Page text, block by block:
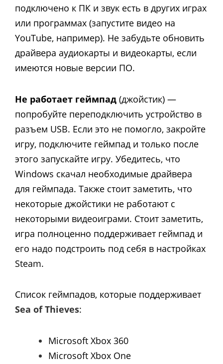
подключено к ПК и звук есть в других играх
или программах (запустите видео на
YouTube, например). Не забудьте обновить
драйвера аудиокарты и видеокарты, если
имеются новые версии ПО.
Не работает геймпад (джойстик) —
попробуйте переподключить устройство в
разъем USB. Если это не помогло, закройте
игру, подключите геймпад и только после
этого запускайте игру. Убедитесь, что
Windows скачал необходимые драйвера
для геймпада. Также стоит заметить, что
некоторые джойстики не работают с
некоторыми видеоиграми. Стоит заметить,
игра полноценно поддерживает геймпад и
его надо подстроить под себя в настройках
Steam.
Список геймпадов, которые поддерживает
Sea of Thieves​:​
Microsoft Xbox 360
Microsoft Xbox One